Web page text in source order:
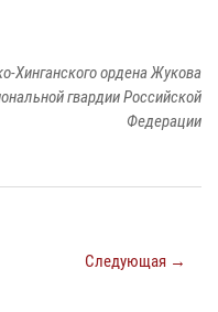
Хинганского ордена Жукова
гвардии Российской
Федерации
Следующая →